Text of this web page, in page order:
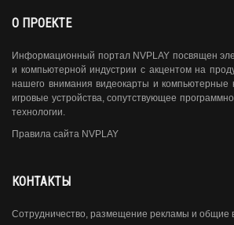
О ПРОЕКТЕ
Информационный портал NVPLAY посвящен
и компьютерной индустрии с акцентом на
нашего внимания видеокарты и компьютерные
игровые устройства, сопутствующее
технологии.
Правила сайта NVPLAY
КОНТАКТЫ
Сотрудничество, размещение рекламы и общие